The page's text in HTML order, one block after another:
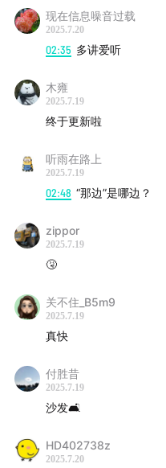
现在信息噪音过载
2025.7.20
02:35 多讲爱听
木雍
2025.7.19
终于更新啦
听雨在路上
2025.7.19
02:48 “那边”是哪边？
zippor
2025.7.19
🤧
关不住_B5m9
2025.7.19
真快
付胜昔
2025.7.19
沙发🛋️
HD402738z
2025.7.20